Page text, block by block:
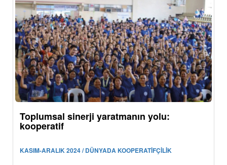
Toplumsal sinerji yaratmanın yolu:
kooperatif
KASIM-ARALIK 2024 / DÜNYADA KOOPERATİFÇİLİK